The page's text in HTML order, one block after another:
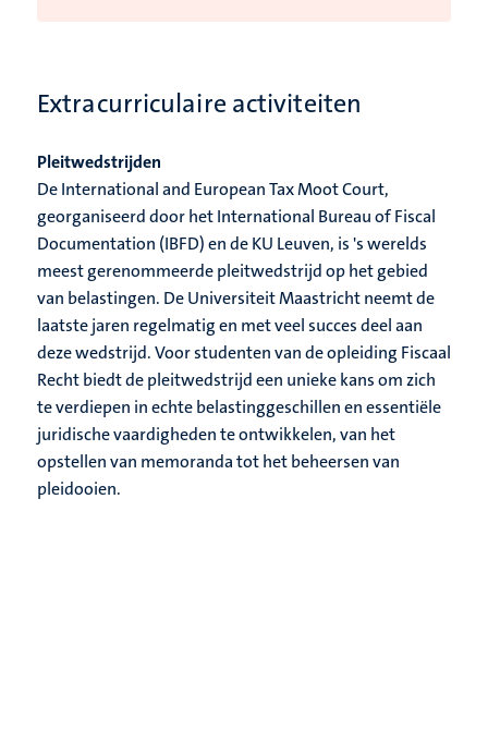
Extracurriculaire activiteiten
Pleitwedstrijden
De International and European Tax Moot Court,
georganiseerd door het International Bureau of Fiscal
Documentation (IBFD) en de KU Leuven, is 's werelds
meest gerenommeerde pleitwedstrijd op het gebied
van belastingen. De Universiteit Maastricht neemt de
laatste jaren regelmatig en met veel succes deel aan
deze wedstrijd. Voor studenten van de opleiding Fiscaal
Recht biedt de pleitwedstrijd een unieke kans om zich
te verdiepen in echte belastinggeschillen en essentiële
juridische vaardigheden te ontwikkelen, van het
opstellen van memoranda tot het beheersen van
pleidooien.